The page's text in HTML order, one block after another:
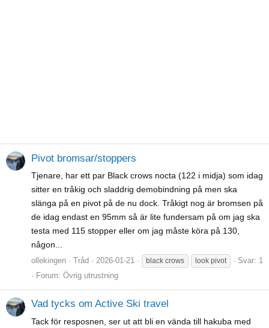
Pivot bromsar/stoppers
Tjenare, har ett par Black crows nocta (122 i midja) som idag
sitter en tråkig och sladdrig demobindning på men ska
slänga på en pivot på de nu dock. Tråkigt nog är bromsen på
de idag endast en 95mm så är lite fundersam på om jag ska
testa med 115 stopper eller om jag måste köra på 130,
någon...
ollekingen Tråd 2026-01-21 black crows look pivot
Svar: 1
Forum: Övrig utrustning
Vad tycks om Active Ski travel
Tack för resposnen, ser ut att bli en vända till hakuba med